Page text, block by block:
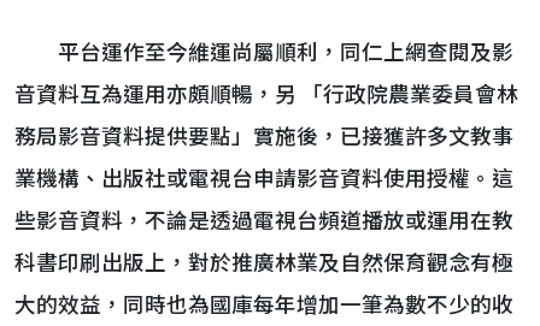
平台運作至今維運尚屬順利，同仁上網查閱及影
音資料互為運用亦頗順暢，另 「行政院農業委員會林
務局影音資料提供要點」實施後，已接獲許多文教事
業機構、出版社或電視台申請影音資料使用授權。這
些影音資料，不論是透過電視台頻道播放或運用在教
科書印刷出版上，對於推廣林業及自然保育觀念有極
大的效益，同時也為國庫每年增加一筆為數不少的收